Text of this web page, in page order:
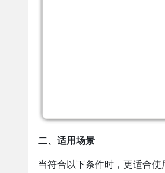
二、适用场景
当符合以下条件时，更适合使